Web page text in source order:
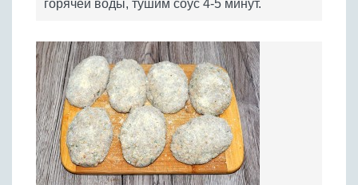
горячей воды, тушим соус 4-5 минут.